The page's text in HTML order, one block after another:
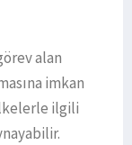
alan
imkan
ilgili